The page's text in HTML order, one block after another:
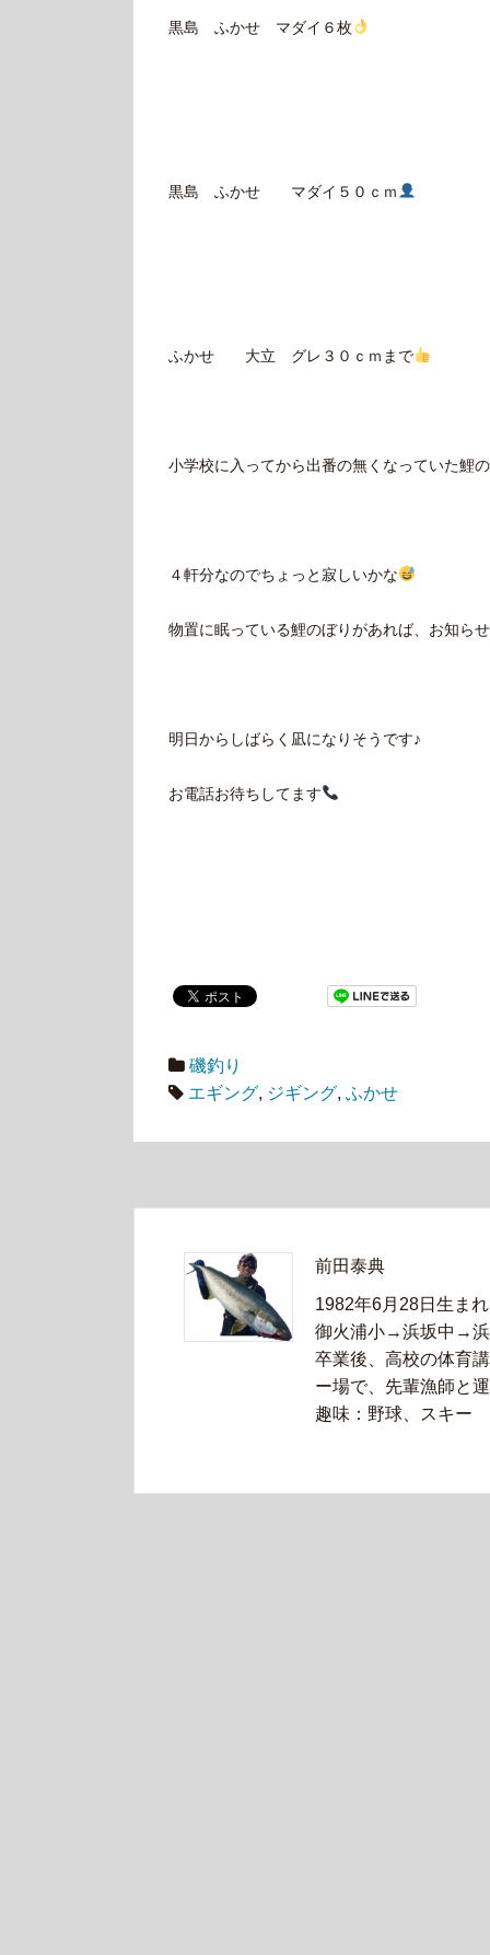
黒島 ふかせ マダイ６枚
黒島 ふかせ マダイ５０ｃｍ
ふかせ 大立 グレ３０ｃｍまで
小学校に入ってから出番の無くなっていた鯉
４軒分なのでちょっと寂しいかな
物置に眠っている鯉のぼりがあれば、お知ら
明日からしばらく凪になりそうです♪
お電話お待ちしてます
磯釣り
エギング, ジギング, ふかせ
前田泰典
1982年6月28日生まれ
御火浦小→浜坂中→
卒業後、高校の体育
ー場で、先輩漁師と
趣味：野球、スキー